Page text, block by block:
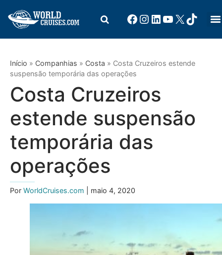
Início » Companhias » Costa » Costa Cruzeiros estende
suspensão temporária das operações
Costa Cruzeiros
estende suspensão
temporária das
operações
Por WorldCruises.com | maio 4, 2020